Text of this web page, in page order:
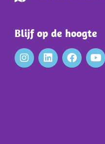
Blijf op de hoogte